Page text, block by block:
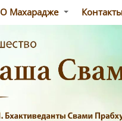
О Махарадже